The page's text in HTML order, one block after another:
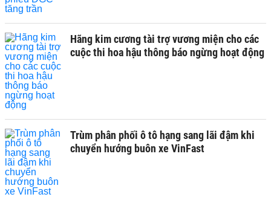
Hãng kim cương tài trợ vương miện cho các
cuộc thi hoa hậu thông báo ngừng hoạt động
Trùm phân phối ô tô hạng sang lãi đậm khi
chuyển hướng buôn xe VinFast